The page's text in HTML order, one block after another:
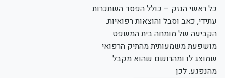
כל ראשי הנזק – כולל הפסד השתכרות
עתידי, כאב וסבל והוצאות רפואיות.
הקביעה של מומחה בית המשפט
מושפעת משמעותית מהתיק הרפואי
שמוצג לו ומהרושם שהוא מקבל
מהנפגע. לכן